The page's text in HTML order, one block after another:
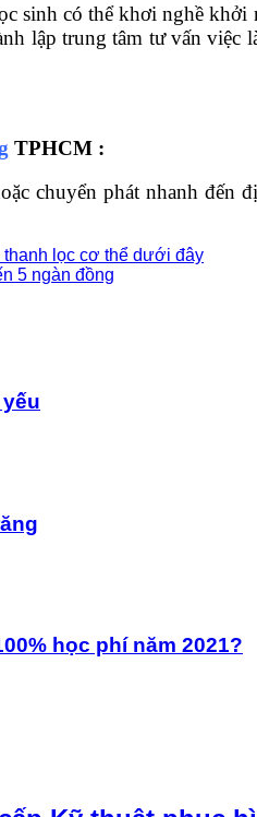
sinh có thể khơi nghề
lập trung tâm tư vấn
TPHCM :
chuyển phát nhanh
thanh lọc cơ thể dưới đây
5 ngàn đồng
học phí năm 2021?